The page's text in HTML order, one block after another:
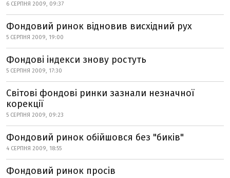
6 СЕРПНЯ 2009, 09:37
Фондовий ринок відновив висхідний рух
5 СЕРПНЯ 2009, 19:00
Фондові індекси знову ростуть
5 СЕРПНЯ 2009, 17:30
Світові фондові ринки зазнали незначної
корекції
5 СЕРПНЯ 2009, 09:23
Фондовий ринок обійшовся без "биків"
4 СЕРПНЯ 2009, 18:55
Фондовий ринок просів